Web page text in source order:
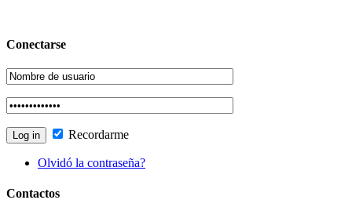
Conectarse
Recordarme
Olvidó la contraseña?
Contactos